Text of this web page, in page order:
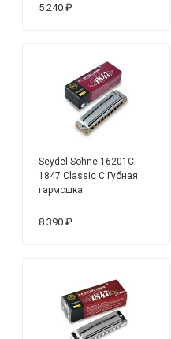
5 240 ₽
Seydel Sohne 16201C
1847 Classic C Губная
гармошка
8 390 ₽